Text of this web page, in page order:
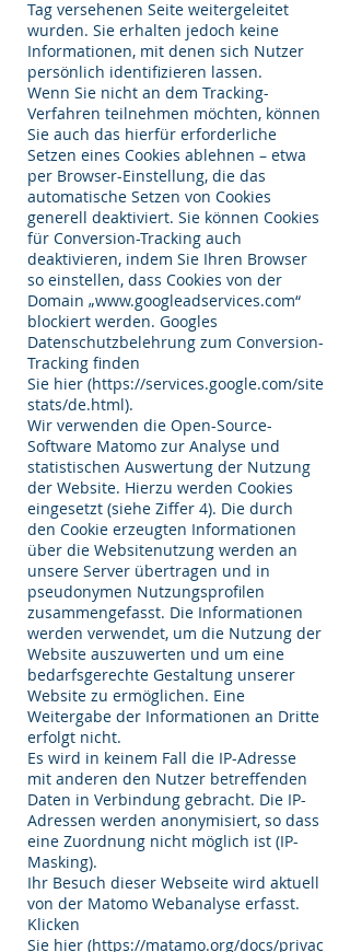
Tag versehenen Seite weitergeleitet
wurden. Sie erhalten jedoch keine
Informationen, mit denen sich Nutzer
persönlich identifizieren lassen.
Wenn Sie nicht an dem Tracking-
Verfahren teilnehmen möchten, können
Sie auch das hierfür erforderliche
Setzen eines Cookies ablehnen – etwa
per Browser-Einstellung, die das
automatische Setzen von Cookies
generell deaktiviert. Sie können Cookies
für Conversion-Tracking auch
deaktivieren, indem Sie Ihren Browser
so einstellen, dass Cookies von der
Domain „www.googleadservices.com“
blockiert werden. Googles
Datenschutzbelehrung zum Conversion-
Tracking finden
Sie hier (https://services.google.com/site
stats/de.html).
Wir verwenden die Open-Source-
Software Matomo zur Analyse und
statistischen Auswertung der Nutzung
der Website. Hierzu werden Cookies
eingesetzt (siehe Ziffer 4). Die durch
den Cookie erzeugten Informationen
über die Websitenutzung werden an
unsere Server übertragen und in
pseudonymen Nutzungsprofilen
zusammengefasst. Die Informationen
werden verwendet, um die Nutzung der
Website auszuwerten und um eine
bedarfsgerechte Gestaltung unserer
Website zu ermöglichen. Eine
Weitergabe der Informationen an Dritte
erfolgt nicht.
Es wird in keinem Fall die IP-Adresse
mit anderen den Nutzer betreffenden
Daten in Verbindung gebracht. Die IP-
Adressen werden anonymisiert, so dass
eine Zuordnung nicht möglich ist (IP-
Masking).
Ihr Besuch dieser Webseite wird aktuell
von der Matomo Webanalyse erfasst.
Klicken
Sie hier (https://matamo.org/docs/privac